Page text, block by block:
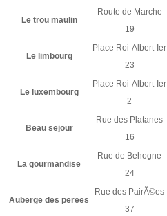
Le trou maulin
Route de Marche
19
Le limbourg
Place Roi-Albert-Ier
23
Le luxembourg
Place Roi-Albert-Ier
2
Beau sejour
Rue des Platanes
16
La gourmandise
Rue de Behogne
24
Auberge des perees
Rue des PairÃ©es
37